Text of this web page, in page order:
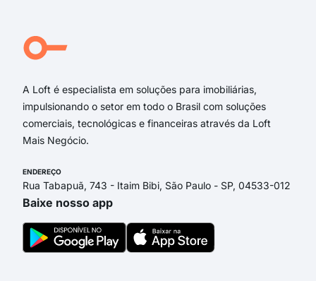
A Loft é especialista em soluções para imobiliárias,
impulsionando o setor em todo o Brasil com soluções
comerciais, tecnológicas e financeiras através da Loft
Mais Negócio.
ENDEREÇO
Rua Tabapuã, 743 - Itaim Bibi, São Paulo - SP, 04533-012
Baixe nosso app